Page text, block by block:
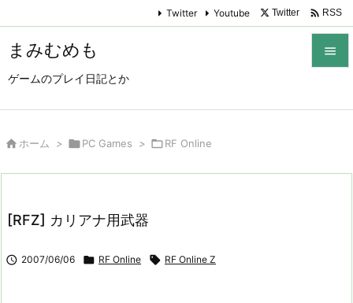
まみむめも
ゲームのプレイ日記とか

Twitter Youtube Twitter  RSS
 ホーム > PC Games > RF Online
[RFZ] カリアナ用武器
 2007/06/06  RF Online  RF Online Z